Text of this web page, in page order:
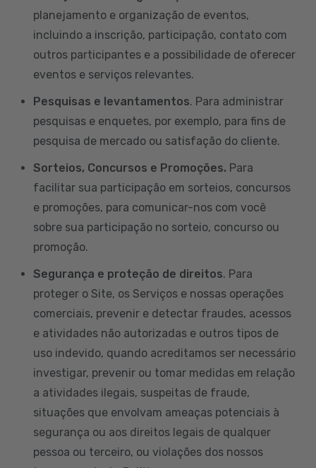
planejamento e organização de eventos,
incluindo a inscrição, participação, contato com
outros participantes e a possibilidade de oferecer
eventos e serviços relevantes.
Pesquisas e levantamentos. Para administrar
pesquisas e enquetes, por exemplo, para fins de
pesquisa de mercado ou satisfação do cliente.
Sorteios, Concursos e Promoções. Para
facilitar sua participação em sorteios, concursos
e promoções, para comunicar-nos com você
sobre sua participação no sorteio, concurso ou
promoção.
Segurança e proteção de direitos. Para
proteger o Site, os Serviços e nossas operações
comerciais, prevenir e detectar fraudes, acessos
e atividades não autorizadas e outros tipos de
uso indevido, quando acreditamos ser necessário
investigar, prevenir ou tomar medidas em relação
a atividades ilegais, suspeitas de fraude,
situações que envolvam ameaças potenciais à
segurança ou aos direitos legais de qualquer
pessoa ou terceiro, ou violações dos nossos